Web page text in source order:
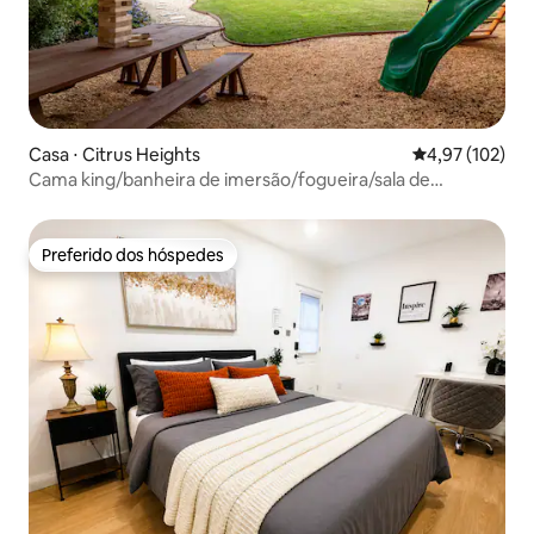
Casa ⋅ Citrus Heights 4,97 de uma
4,97 (102)
Cama king/banheira de imersão/fogueira/sala de
Preferido dos hóspedes
Preferido dos hóspedes